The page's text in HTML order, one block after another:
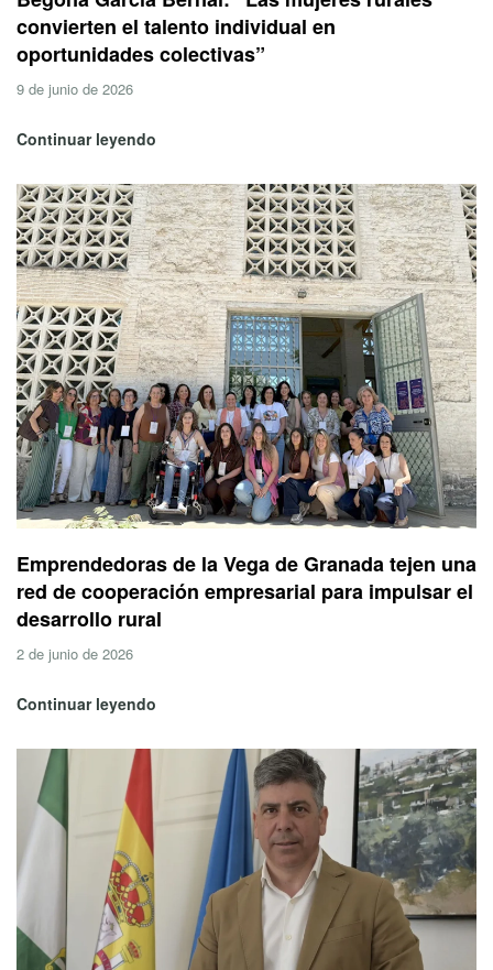
convierten el talento individual en
oportunidades colectivas”
9 de junio de 2026
Continuar leyendo
Emprendedoras de la Vega de Granada tejen una
red de cooperación empresarial para impulsar el
desarrollo rural
2 de junio de 2026
Continuar leyendo